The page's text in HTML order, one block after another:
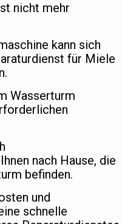
nicht mehr
kann sich
für Miele
Wasserturm
nach Hause, die
befinden.
und
schnelle